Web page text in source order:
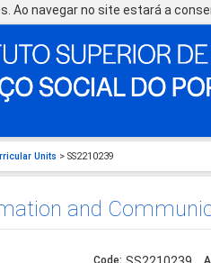
Ao navegar no site estará a
Units > SS2210239
and